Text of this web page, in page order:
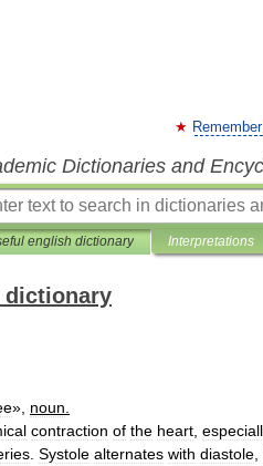
Dictionaries and
english dictionary Interpretations
dictionary
», noun
contraction of the heart
Systole alternates with diastole